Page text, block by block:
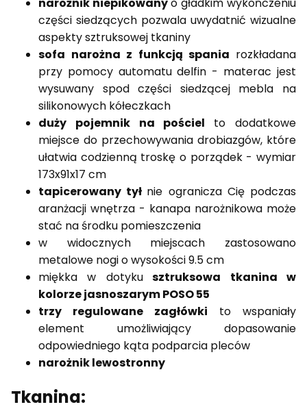
części siedzących pozwala uwydatnić wizualne
aspekty sztruksowej tkaniny
sofa narożna z funkcją spania rozkładana
przy pomocy automatu delfin - materac jest
wysuwany spod części siedzącej mebla na
silikonowych kółeczkach
duży pojemnik na pościel to dodatkowe
miejsce do przechowywania drobiazgów, które
ułatwia codzienną troskę o porządek - wymiar
173x91x17 cm
tapicerowany tył nie ogranicza Cię podczas
aranżacji wnętrza - kanapa narożnikowa może
stać na środku pomieszczenia
w widocznych miejscach zastosowano
metalowe nogi o wysokości 9.5 cm
miękka w dotykusztruksowa tkanina w
kolorze jasnoszarym POSO 55
trzy regulowane zagłówki to wspaniały
element umożliwiający dopasowanie
odpowiedniego kąta podparcia pleców
narożnik lewostronny
Tkanina: